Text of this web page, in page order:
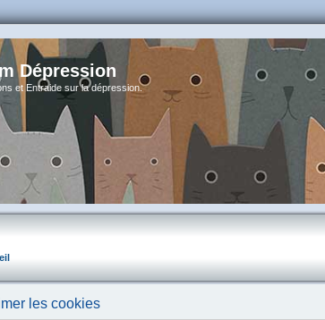
Dépression
et Entraide sur la dépression.
les cookies